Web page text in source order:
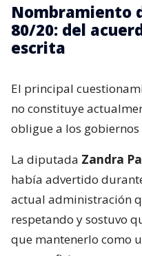
Nombramiento
80/20: del
escrita
El principal
no constituye
obligue a los
La diputada Zandra
había advertido
actual administración
respetando y sostuvo
que mantenerlo como